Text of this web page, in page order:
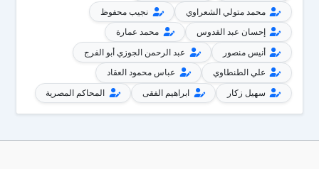
محمد متولي الشعراوي
نجيب محفوظ
إحسان عبد القدوس
محمد عمارة
أنيس منصور
عبد الرحمن الجوزي أبو الفرج
علي الطنطاوي
عباس محمود العقاد
سهيل زكار
ابراهيم الفقى المحاكم المصرية